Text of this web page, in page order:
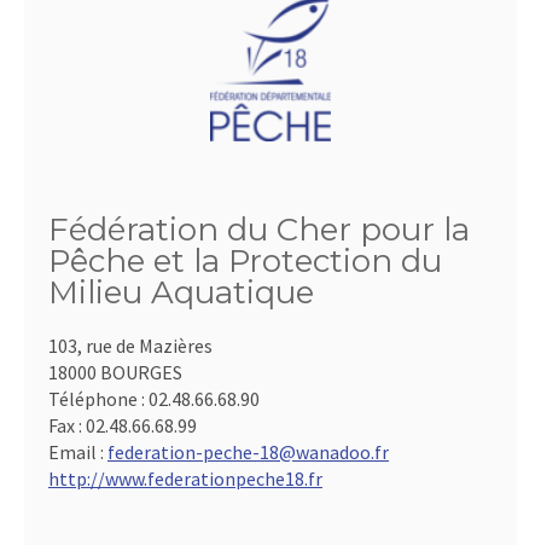
Fédération du Cher pour la
Pêche et la Protection du
Milieu Aquatique
103, rue de Mazières
18000 BOURGES
Téléphone : 02.48.66.68.90
Fax : 02.48.66.68.99
Email : federation-peche-18@wanadoo.fr
http://www.federationpeche18.fr